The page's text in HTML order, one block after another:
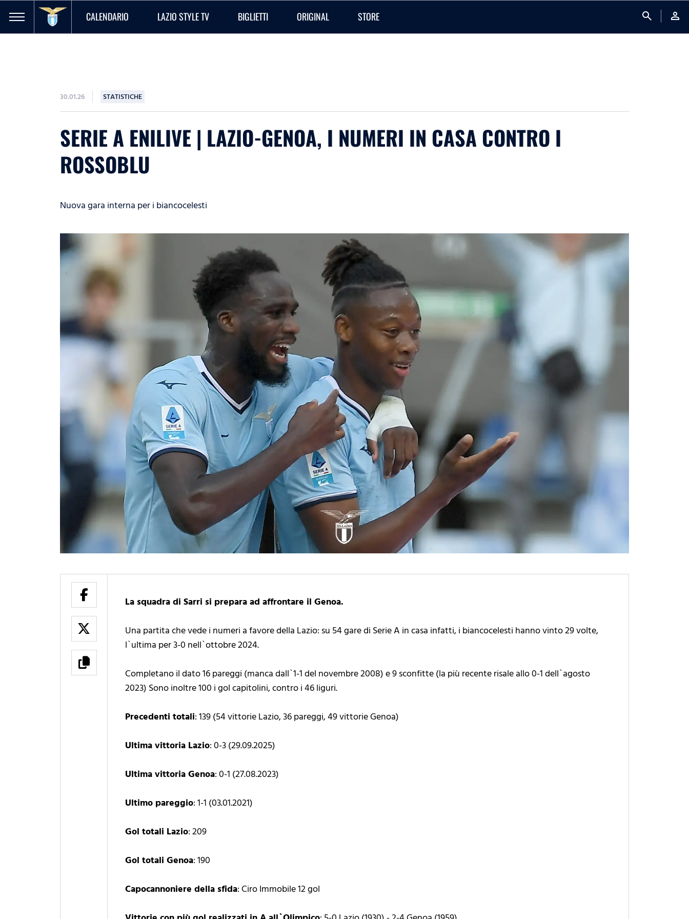
CALENDARIO LAZIO STYLE TV BIGLIETTI ORIGINAL STORE search person
30.01.26 STATISTICHE
SERIE A ENILIVE | LAZIO-GENOA, I NUMERI IN CASA CONTRO I
ROSSOBLU
Nuova gara interna per i biancocelesti
La squadra di Sarri si prepara ad affrontare il Genoa.
Una partita che vede i numeri a favore della Lazio: su 54 gare di Serie A in casa infatti, i biancocelesti hanno vinto 29 volte,
l`ultima per 3-0 nell`ottobre 2024.
Completano il dato 16 pareggi (manca dall`1-1 del novembre 2008) e 9 sconfitte (la più recente risale allo 0-1 dell`agosto
2023) Sono inoltre 100 i gol capitolini, contro i 46 liguri.
Precedenti totali: 139 (54 vittorie Lazio, 36 pareggi, 49 vittorie Genoa)
Ultima vittoria Lazio: 0-3 (29.09.2025)
Ultima vittoria Genoa: 0-1 (27.08.2023)
Ultimo pareggio: 1-1 (03.01.2021)
Gol totali Lazio: 209
Gol totali Genoa: 190
Capocannoniere della sfida: Ciro Immobile 12 gol